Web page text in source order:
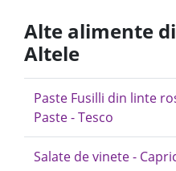
Alte alimente
Altele
Paste Fusilli din linte
Paste - Tesco
Salate de vinete -